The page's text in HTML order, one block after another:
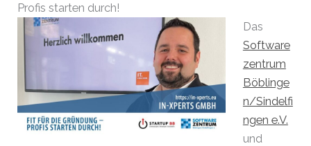
Profis starten durch!
Das
Software
zentrum
Böblinge
n/Sindelfi
ngen e.V.
und